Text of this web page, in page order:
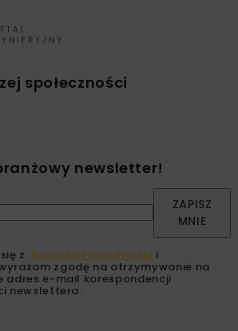
społeczności
newsletter!
ZAPISZ
MNIE
z Polityką Prywatności i
zgodę na otrzymywanie na
adres e-mail korespondencji
newslettera.